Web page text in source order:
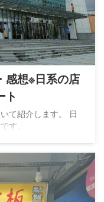
感想※日系の店
ト
て紹介します。 日
す。